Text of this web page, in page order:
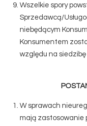
Wszelkie spory
Sprzedawcą/
niebędącym
Konsumentem
względu na
W sprawach
mają zastosowanie